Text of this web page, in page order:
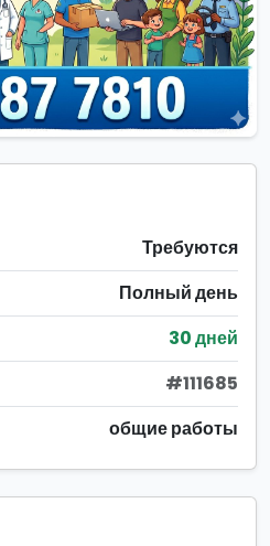
Требуются
Полный день
30 дней
#111685
общие работы